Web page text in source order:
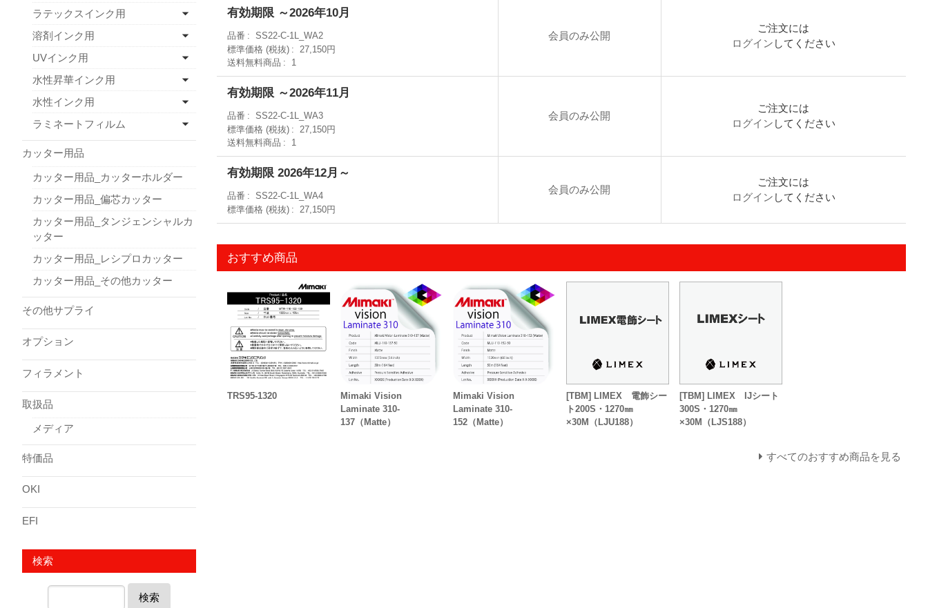
有効期限 ～2026年10月
品番
SS22-C-1L_WA2
標準価格 (税抜)
27,150円
送料無料商品
1
会員のみ公開
ご注文には
ログイン してください
有効期限 ～2026年11月
品番
SS22-C-1L_WA3
標準価格 (税抜)
27,150円
送料無料商品
1
会員のみ公開
ご注文には
ログイン してください
有効期限 2026年12月～
品番
SS22-C-1L_WA4
標準価格 (税抜)
27,150円
会員のみ公開
ご注文には
ログイン してください
おすすめ商品
TRS95-1320
Mimaki Vision
Laminate 310-
137（Matte）
Mimaki Vision
Laminate 310-
152（Matte）
[TBM] LIMEX 電飾シー
ト200S・1270㎜
×30M（LJU188）
[TBM] LIMEX IJシート
300S・1270㎜
×30M（LJS188）
すべてのおすすめ商品を見る
ラテックスインク用
溶剤インク用
UVインク用
水性昇華インク用
水性インク用
ラミネートフィルム
カッター用品
カッター用品_カッターホルダー
カッター用品_偏芯カッター
カッター用品_タンジェンシャルカ
ッター
カッター用品_レシプロカッター
カッター用品_その他カッター
その他サプライ
オプション
フィラメント
取扱品
メディア
特価品
OKI
EFI
検索
検索